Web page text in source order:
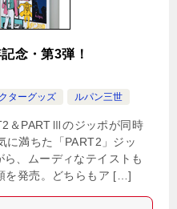
念・第3弾！
ターグッズ ルパン三世
＆PARTⅢのジッポが同時
に満ちた「PART2」ジッ
、ムーディなテイストも
を発売。どちらもア […]